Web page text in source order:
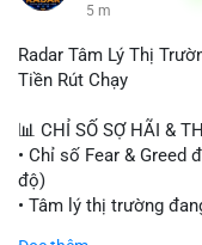
5 m
Radar Tâm Lý Thị
Tiền Rút Chạy
📊 CHỈ SỐ SỢ HÃI &
• Chỉ số Fear & Greed
độ)
• Tâm lý thị trường